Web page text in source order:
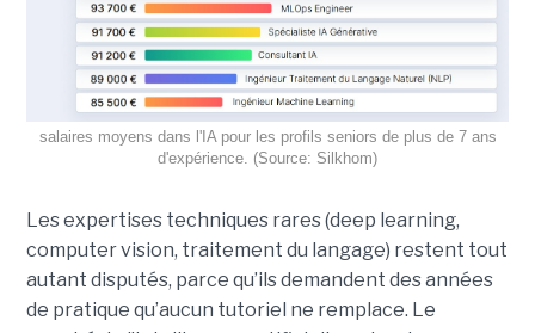
salaires moyens dans l'IA pour les profils seniors de plus de 7 ans
d'expérience. (Source: Silkhom)
Les expertises techniques rares (deep learning,
computer vision, traitement du langage) restent tout
autant disputés, parce qu’ils demandent des années
de pratique qu’aucun tutoriel ne remplace. Le